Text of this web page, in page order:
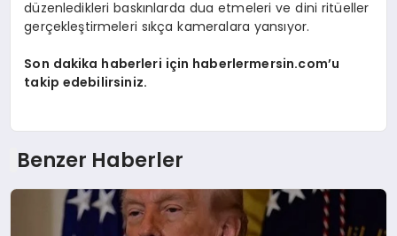
düzenledikleri baskınlarda dua etmeleri ve dini ritüeller
gerçekleştirmeleri sıkça kameralara yansıyor.
Son dakika haberleri için haberlermersin.com’u
takip edebilirsiniz.
Benzer Haberler